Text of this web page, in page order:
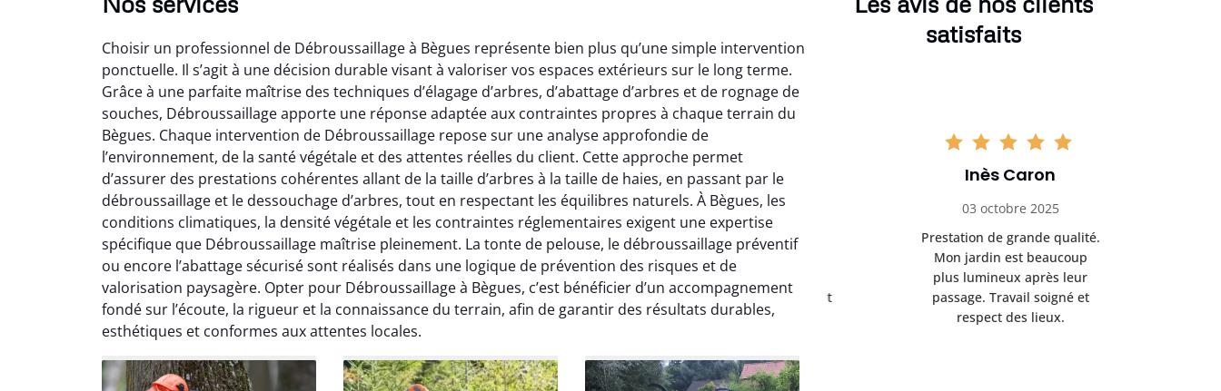
Choisir un professionnel de Débroussaillage à Bègues représente bien plus qu’une simple intervention
ponctuelle. Il s’agit à une décision durable visant à valoriser vos espaces extérieurs sur le long terme.
Grâce à une parfaite maîtrise des techniques d’élagage d’arbres, d’abattage d’arbres et de rognage de
souches, Débroussaillage apporte une réponse adaptée aux contraintes propres à chaque terrain du
Bègues. Chaque intervention de Débroussaillage repose sur une analyse approfondie de
l’environnement, de la santé végétale et des attentes réelles du client. Cette approche permet
d’assurer des prestations cohérentes allant de la taille d’arbres à la taille de haies, en passant par le
débroussaillage et le dessouchage d’arbres, tout en respectant les équilibres naturels. À Bègues, les
conditions climatiques, la densité végétale et les contraintes réglementaires exigent une expertise
spécifique que Débroussaillage maîtrise pleinement. La tonte de pelouse, le débroussaillage préventif
ou encore l’abattage sécurisé sont réalisés dans une logique de prévention des risques et de
valorisation paysagère. Opter pour Débroussaillage à Bègues, c’est bénéficier d’un accompagnement
fondé sur l’écoute, la rigueur et la connaissance du terrain, afin de garantir des résultats durables,
esthétiques et conformes aux attentes locales.
satisfaits
Léandro Vasseur
12 juillet 2025
Intervention rapide et très
professionnelle pour
l’élagage de mes arbres. Le
travail est propre, sécurisé et
parfaitement réalisé. Je
recommande sans hésiter.
Camille Morel
28 août 2025
Très satisfaite du service. Les
arbres ont été taillés avec
précision et le chantier a été
laissé impeccable. Équipe
sérieuse et efficace.
Yanis Collet
15 septembre 2025
Excellent travail d’élagage,
réalisé dans les délais
annoncés. Les conseils
donnés étaient pertinents et
le résultat est au top.
Inès Caron
03 octobre 2025
Prestation de grande qualité.
Mon jardin est beaucoup
plus lumineux après leur
passage. Travail soigné et
respect des lieux.